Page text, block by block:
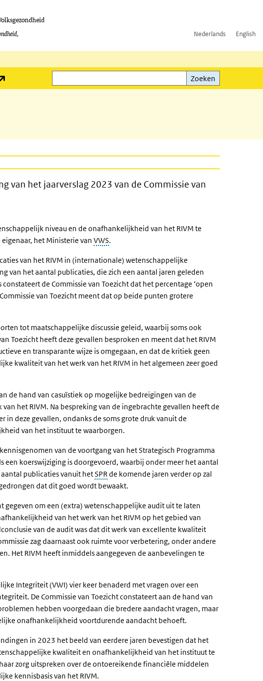
Nederlands English
Zoeken
Zoeken
van het jaarverslag 2023 van de Commissie van
niveau en de onafhankelijkheid van het RIVM te
het Ministerie van VWS.
van het RIVM in (internationale) wetenschappelijke
van het aantal publicaties, die zich een aantal jaren geleden
de Commissie van Toezicht dat het percentage ‘open
van Toezicht meent dat op beide punten grotere
tot maatschappelijke discussie geleid, waarbij soms ook
Toezicht heeft deze gevallen besproken en meent dat het RIVM
en transparante wijze is omgegaan, en dat de kritiek geen
kwaliteit van het werk van het RIVM in het algemeen zeer goed
de hand van casuïstiek op mogelijke bedreigingen van de
het RIVM. Na bespreking van de ingebrachte gevallen heeft de
in deze gevallen, ondanks de soms grote druk vanuit de
van het instituut te waarborgen.
van de voortgang van het Strategisch Programma
koerswijziging is doorgevoerd, waarbij onder meer het aantal
publicaties vanuit hetSPRde komende jaren verder op zal
dat dit goed wordt bewaakt.
gegeven om een (extra) wetenschappelijke audit uit te laten
van het werk van het RIVM op het gebied van
van de audit was dat dit werk van excellente kwaliteit
zag daarnaast ook ruimte voor verbetering, onder andere
Het RIVM heeft inmiddels aangegeven de aanbevelingen te
Integriteit (VWI) vier keer benaderd met vragen over een
De Commissie van Toezicht constateert aan de hand van
hebben voorgedaan die bredere aandacht vragen, maar
onafhankelijkheid voortdurende aandacht behoeft.
in 2023 het beeld van eerdere jaren bevestigen dat het
kwaliteit en onafhankelijkheid van het instituut te
zorg uitspreken over de ontoereikende financiële middelen
kennisbasis van het RIVM.